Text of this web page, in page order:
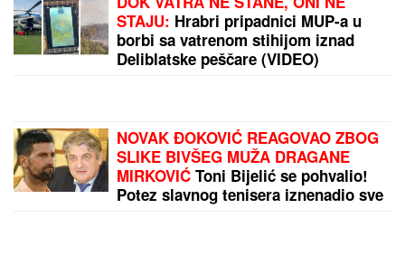
BORA SANTANA IMA OZBILJAN
BIZNIS ZA KOJI SE MALO ZNA
Oteo devojčicu, odgajao je kao svoju
ćerku i kasnije OŽENIO: Za Suzan je